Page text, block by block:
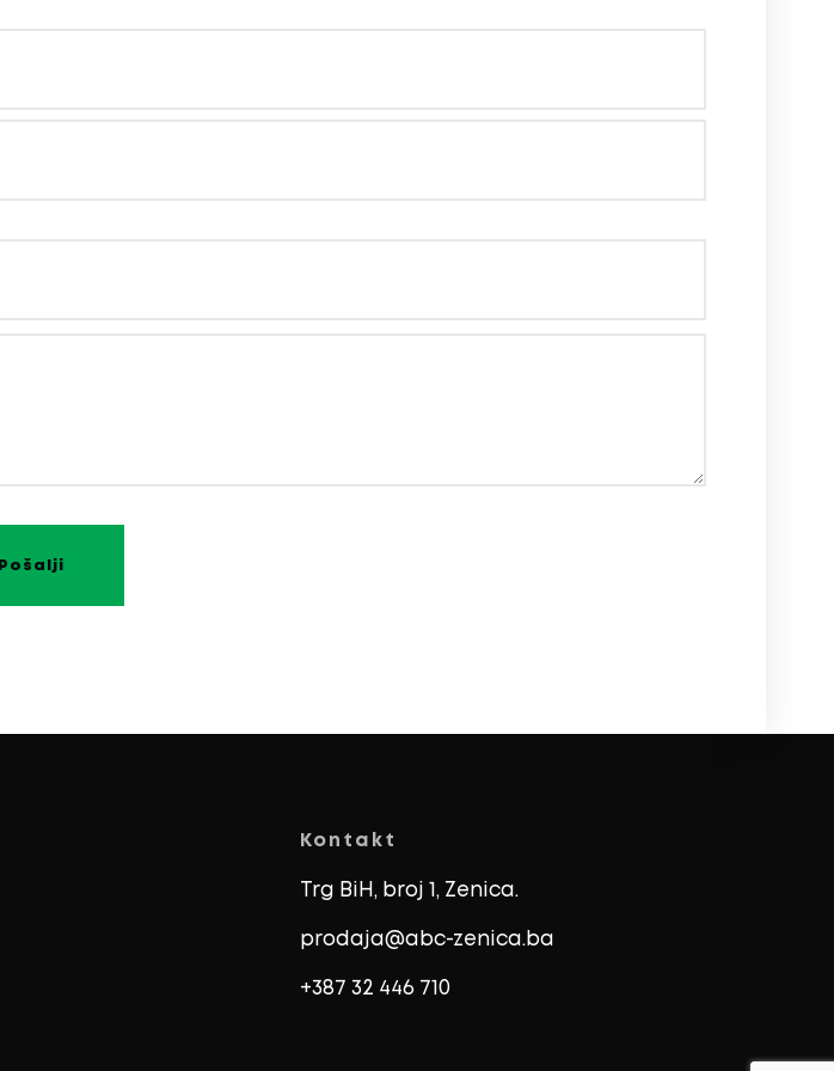
Kontakt
Trg BiH, broj 1, Zenica.
prodaja@abc-zenica.ba
+387 32 446 710